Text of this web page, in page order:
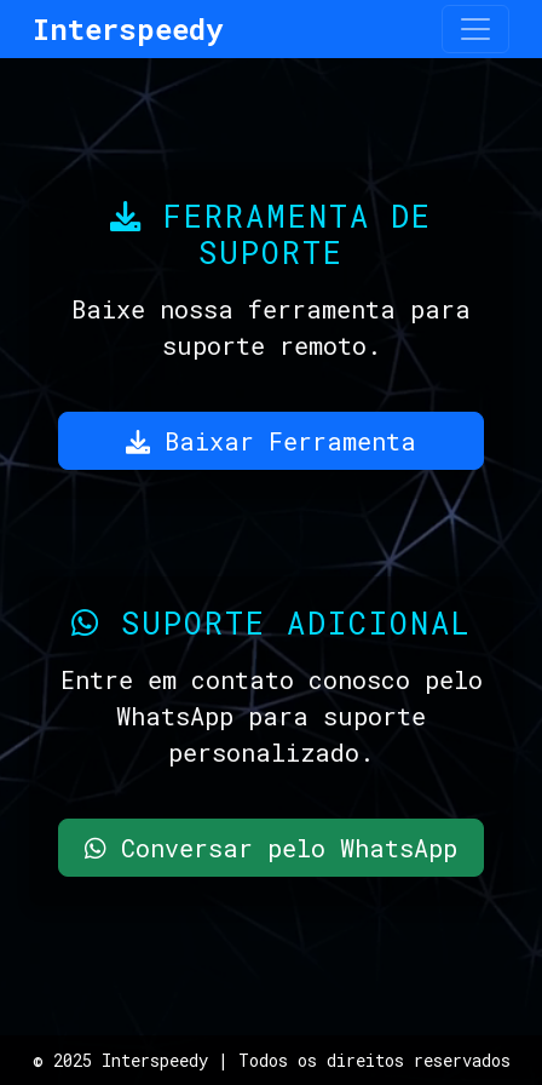
Interspeedy
FERRAMENTA DE
SUPORTE
Baixe nossa ferramenta para
suporte remoto.
Baixar Ferramenta
SUPORTE ADICIONAL
Entre em contato conosco pelo
WhatsApp para suporte
personalizado.
Conversar pelo WhatsApp
© 2025 Interspeedy | Todos os direitos reservados